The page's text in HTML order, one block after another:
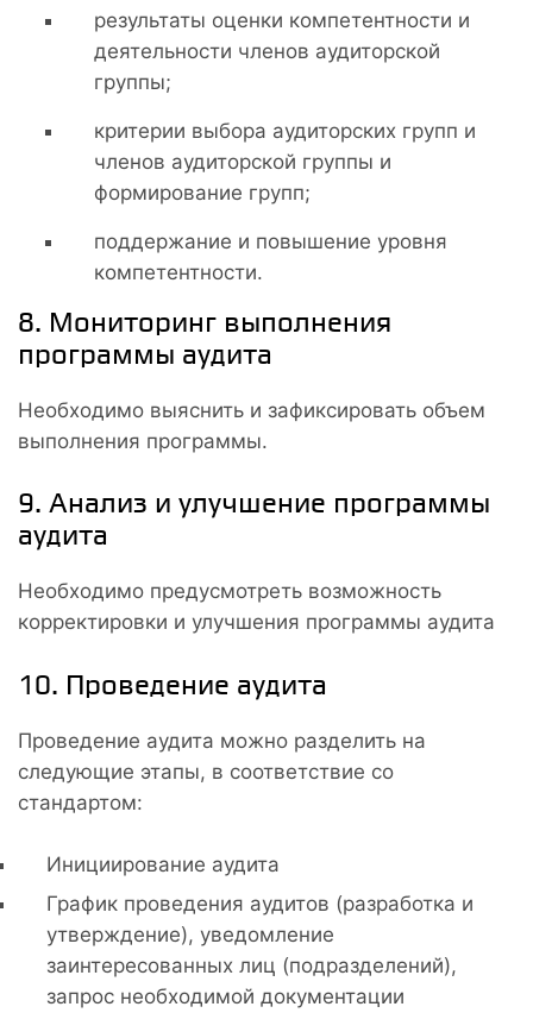
результаты оценки компетентности и
деятельности членов аудиторской
группы;
критерии выбора аудиторских групп и
членов аудиторской группы и
формирование групп;
поддержание и повышение уровня
компетентности.
8. Мониторинг выполнения
программы аудита
Необходимо выяснить и зафиксировать объем
выполнения программы.
9. Анализ и улучшение программы
аудита
Необходимо предусмотреть возможность
корректировки и улучшения программы аудита
10. Проведение аудита
Проведение аудита можно разделить на
следующие этапы, в соответствие со
стандартом:
Инициирование аудита
График проведения аудитов (разработка и
утверждение), уведомление
заинтересованных лиц (подразделений),
запрос необходимой документации